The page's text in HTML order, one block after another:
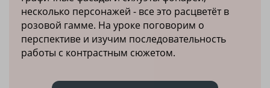
несколько персонажей - все это расцветёт в
розовой гамме. На уроке поговорим о
перспективе и изучим последовательность
работы с контрастным сюжетом.